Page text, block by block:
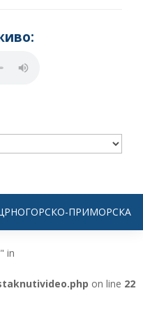
ПРИМОРСКА
in
on line 22